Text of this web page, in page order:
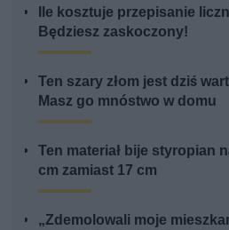
Ile kosztuje przepisanie
Będziesz zaskoczony!
Ten szary złom jest dziś
Masz go mnóstwo w domu
Ten materiał bije styropian
cm zamiast 17 cm
„Zdemolowali moje